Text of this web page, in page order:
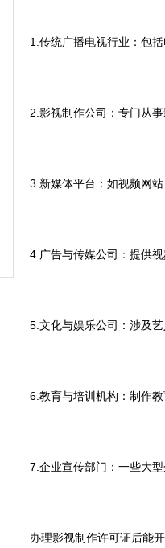
1.传统广播电视行业：包
2.影视制作公司：专门从
3.新媒体平台：如视频网
4.广告与传媒公司：提供
5.文化与娱乐公司：涉及
6.教育与培训机构：制作
7.企业宣传部门：一些大
办理影视制作许可证后能